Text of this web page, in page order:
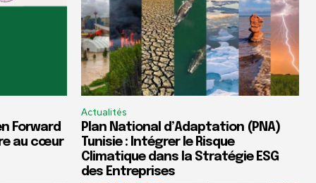
Forward
au cœur
Actualités
Plan National d’Adaptation (PNA)
Tunisie : Intégrer le Risque
Climatique dans la Stratégie ESG
des Entreprises